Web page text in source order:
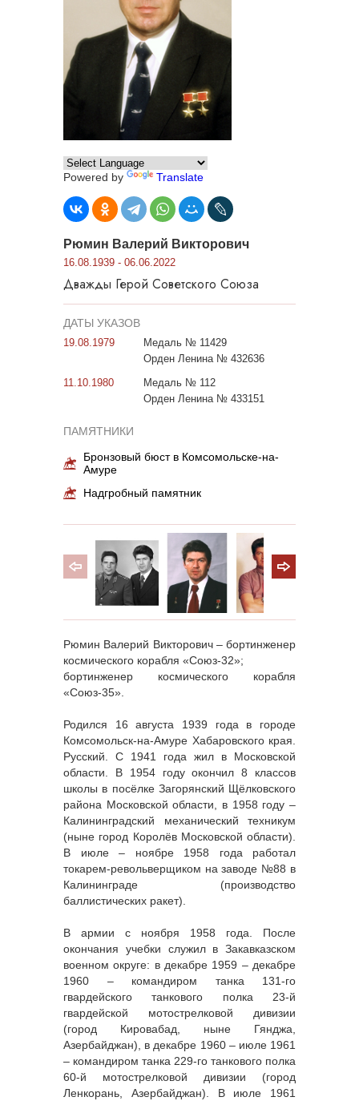
Powered by Translate
Рюмин Валерий Викторович
16.08.1939 - 06.06.2022
Дважды Герой Советского Союза
ДАТЫ УКАЗОВ
19.08.1979
Медаль № 11429
Орден Ленина № 432636
11.10.1980
Медаль № 112
Орден Ленина № 433151
ПАМЯТНИКИ
Бронзовый бюст в Комсомольске-на-
Амуре
Надгробный памятник
Рюмин Валерий Викторович – бортинженер
космического корабля «Союз-32»;
бортинженер космического корабля
«Союз-35».
Родился 16 августа 1939 года в городе
Комсомольск-на-Амуре Хабаровского края.
Русский. С 1941 года жил в Московской
области. В 1954 году окончил 8 классов
школы в посёлке Загорянский Щёлковского
района Московской области, в 1958 году –
Калининградский механический техникум
(ныне город Королёв Московской области).
В июле – ноябре 1958 года работал
токарем-револьверщиком на заводе №88 в
Калининграде (производство
баллистических ракет).
В армии с ноября 1958 года. После
окончания учебки служил в Закавказском
военном округе: в декабре 1959 – декабре
1960 – командиром танка 131-го
гвардейского танкового полка 23-й
гвардейской мотострелковой дивизии
(город Кировабад, ныне Гянджа,
Азербайджан), в декабре 1960 – июле 1961
– командиром танка 229-го танкового полка
60-й мотострелковой дивизии (город
Ленкорань, Азербайджан). В июле 1961